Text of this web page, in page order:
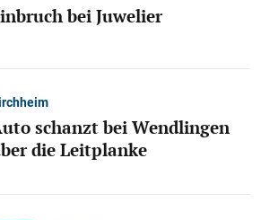
bei Juwelier
schanzt bei Wendlingen
die Leitplanke